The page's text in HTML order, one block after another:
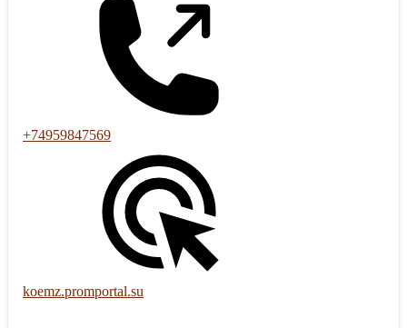
+74959847569
koemz.promportal.su